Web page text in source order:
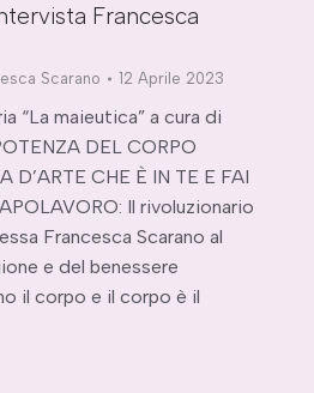
Francesca
Scarano 12 Aprile 2023
“La maieutica” a cura di
DEL CORPO
D’ARTE CHE È IN TE E FAI
Il rivoluzionario
Francesca Scarano al
e del benessere
il corpo e il corpo è il